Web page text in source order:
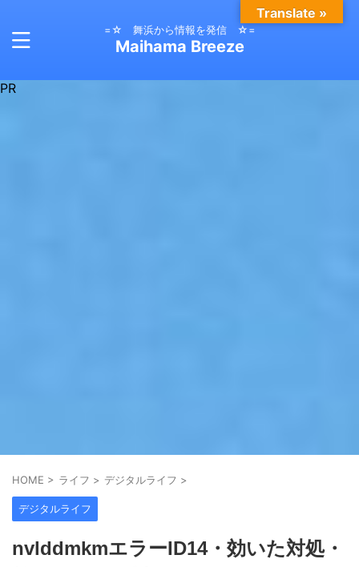
=☆ 舞浜から情報を発信 ☆=
Maihama Breeze
PR
HOME > ライフ > デジタルライフ >
デジタルライフ
nvlddmkmエラーID14・効いた対処・
Translate »